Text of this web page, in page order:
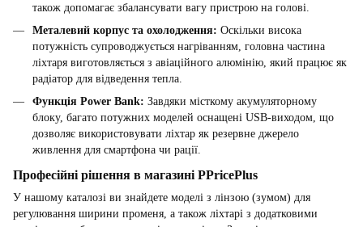
також допомагає збалансувати вагу пристрою на голові.
Металевий корпус та охолодження: Оскільки висока
потужність супроводжується нагріванням, головна частина
ліхтаря виготовляється з авіаційного алюмінію, який працює як
радіатор для відведення тепла.
Функція Power Bank: Завдяки місткому акумуляторному
блоку, багато потужних моделей оснащені USB-виходом, що
дозволяє використовувати ліхтар як резервне джерело
живлення для смартфона чи рації.
Професійні рішення в магазині PPricePlus
У нашому каталозі ви знайдете моделі з лінзою (зумом) для
регулювання ширини променя, а також ліхтарі з додатковими